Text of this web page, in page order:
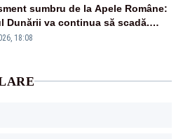
sumbru de la Apele Române:
Dunării va continua să scadă.
s-ar putea închide în 4 zile
18:08